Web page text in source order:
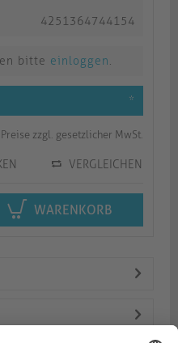
4251364744154
bitte einloggen.
*
zzgl. gesetzlicher MwSt.
VERGLEICHEN
WARENKORB